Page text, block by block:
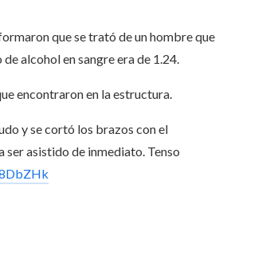
que se trató de un hombre que
alcohol​ en sangre era de 1.24.
encontraron en la estructura.
y se cortó los brazos con el
asistido de inmediato. Tenso